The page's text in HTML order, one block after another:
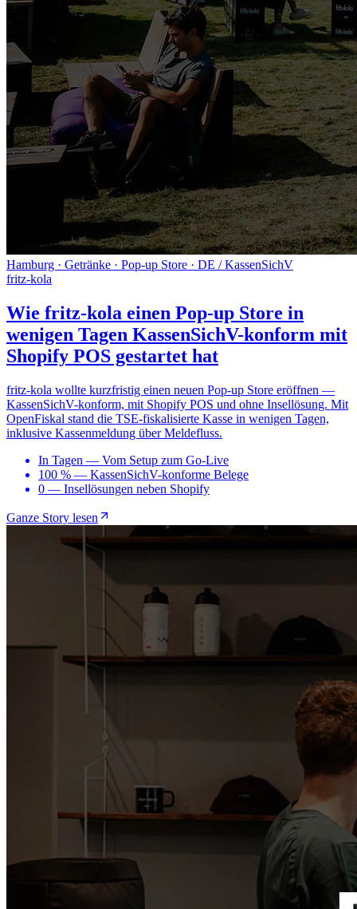
Hamburg · Getränke · Pop-up Store · DE / KassenSichV
fritz-kola
Wie fritz-kola einen Pop-up Store in
wenigen Tagen KassenSichV-konform mit
Shopify POS gestartet hat
fritz-kola wollte kurzfristig einen neuen Pop-up Store eröffnen —
KassenSichV-konform, mit Shopify POS und ohne Insellösung. Mit
OpenFiskal stand die TSE-fiskalisierte Kasse in wenigen Tagen,
inklusive Kassenmeldung über Meldefluss.
In Tagen — Vom Setup zum Go-Live
100 % — KassenSichV-konforme Belege
0 — Insellösungen neben Shopify
Ganze Story lesen